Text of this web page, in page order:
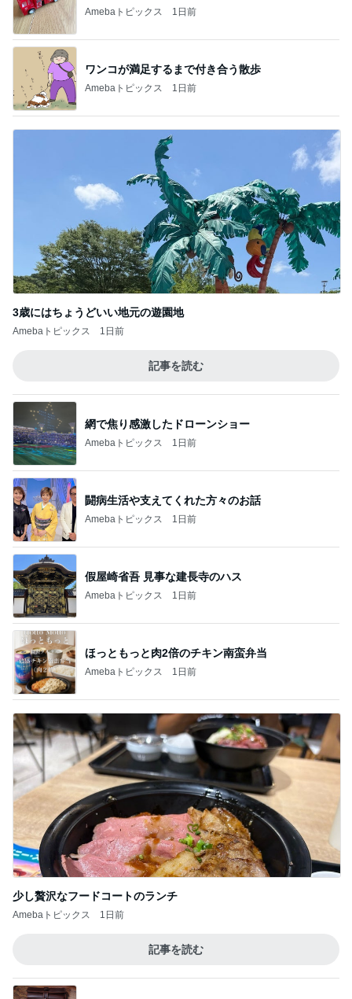
Amebaトピックス 1日前
ワンコが満足するまで付き合う散歩
Amebaトピックス 1日前
3歳にはちょうどいい地元の遊園地
Amebaトピックス 1日前
記事を読む
網で焦り感激したドローンショー
Amebaトピックス 1日前
闘病生活や支えてくれた方々のお話
Amebaトピックス 1日前
假屋崎省吾 見事な建長寺のハス
Amebaトピックス 1日前
ほっともっと肉2倍のチキン南蛮弁当
Amebaトピックス 1日前
少し贅沢なフードコートのランチ
Amebaトピックス 1日前
記事を読む